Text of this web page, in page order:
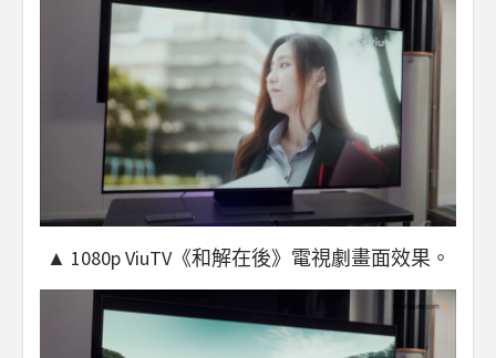
▲ 1080p ViuTV《和解在後》電視劇畫面效果。